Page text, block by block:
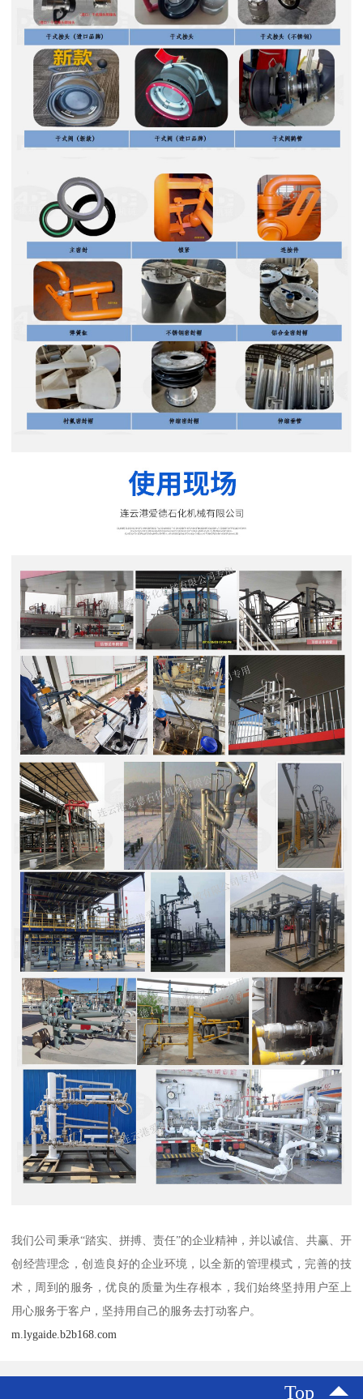
我们公司秉承“踏实、拼搏、责任”的企业精神，并以诚信、共赢、开
创经营理念，创造良好的企业环境，以全新的管理模式，完善的技
术，周到的服务，优良的质量为生存根本，我们始终坚持用户至上
用心服务于客户，坚持用自己的服务去打动客户。
m.lygaide.b2b168.com
Top